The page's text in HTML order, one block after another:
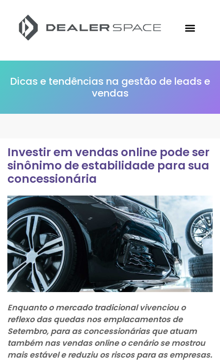
Dicas e tendências na gestão de leads e
vendas
Investir em vendas online pode ser
sinônimo de estabilidade para sua
concessionária
Enquanto o mercado tradicional vivenciou o
reflexo das quedas nos emplacamentos de
Setembro, para as concessionárias que atuam
também nas vendas online o cenário se mostrou
mais estável e reduziu os riscos para as empresas.